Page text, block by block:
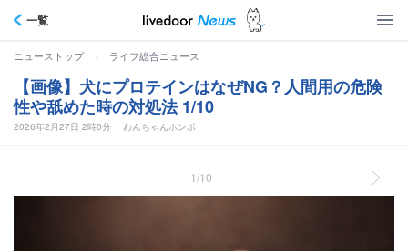
一覧
ニューストップ > ライフ総合ニュース
【画像】犬にプロテインはなぜNG？人間用の危険
性や舐めた時の対処法 1/10
2026年2月27日 2時0分 わんちゃんホンポ
1/10